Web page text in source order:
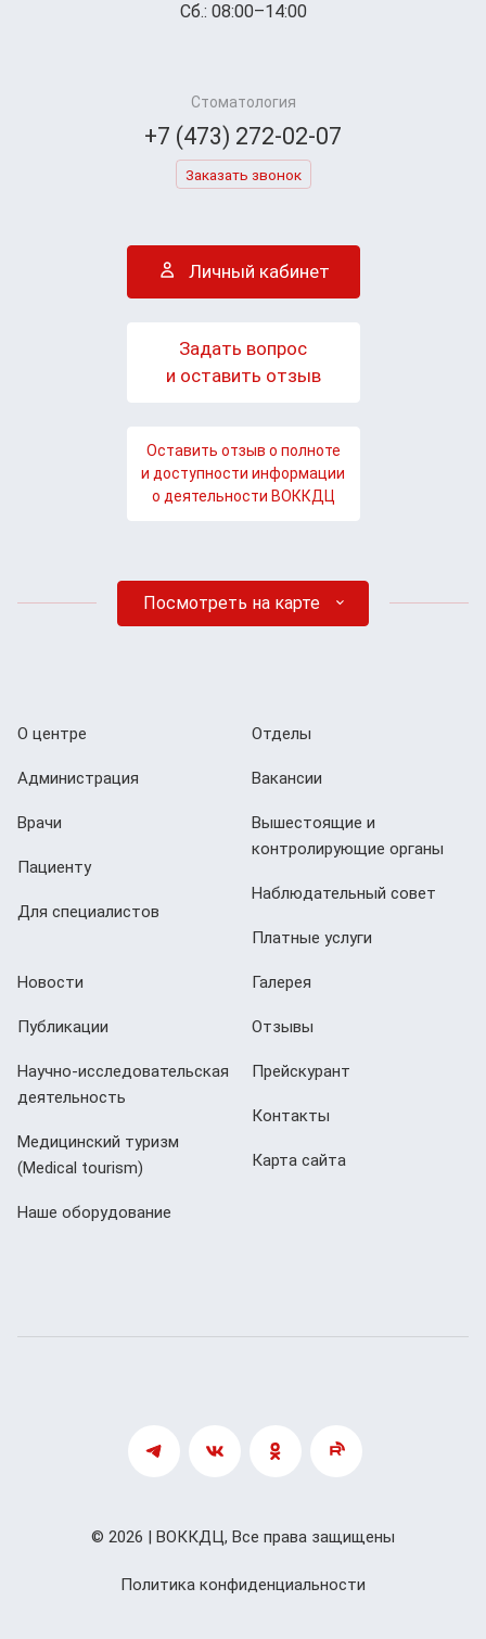
Сб.: 08:00–14:00
Стоматология
+7 (473) 272-02-07
Заказать звонок
Личный кабинет
Задать вопрос
и оставить отзыв
Оставить отзыв о полноте
и доступности информации
о деятельности ВОККДЦ
Посмотреть на карте
О центре
Администрация
Врачи
Пациенту
Для специалистов
Отделы
Вакансии
Вышестоящие и
контролирующие органы
Наблюдательный совет
Платные услуги
Новости
Публикации
Научно-исследовательская
деятельность
Медицинский туризм
(Мedical tourism)
Наше оборудование
Галерея
Отзывы
Прейскурант
Контакты
Карта сайта
Политика конфиденциальности
© 2026 | ВОККДЦ, Все права защищены